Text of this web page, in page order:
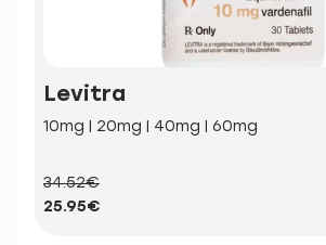
Levitra
10mg | 20mg | 40mg | 60mg
34.52€
25.95€